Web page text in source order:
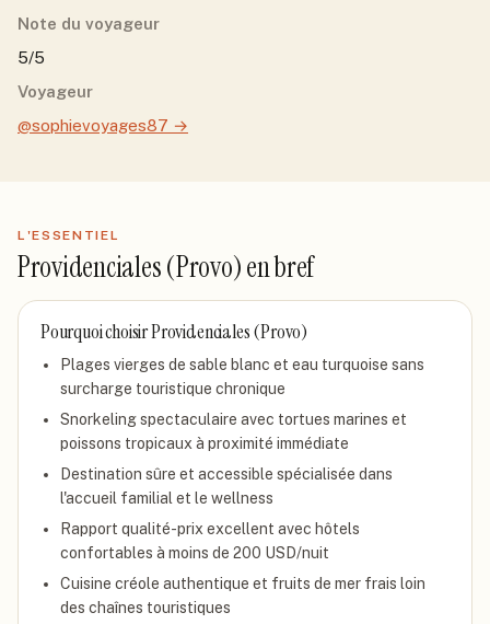
Note du voyageur
5/5
Voyageur
@sophievoyages87 →
L'ESSENTIEL
Providenciales (Provo)en bref
Pourquoi choisirProvidenciales (Provo)
Plages vierges de sable blanc et eau turquoise sans
surcharge touristique chronique
Snorkeling spectaculaire avec tortues marines et
poissons tropicaux à proximité immédiate
Destination sûre et accessible spécialisée dans
l'accueil familial et le wellness
Rapport qualité-prix excellent avec hôtels
confortables à moins de 200 USD/nuit
Cuisine créole authentique et fruits de mer frais loin
des chaînes touristiques